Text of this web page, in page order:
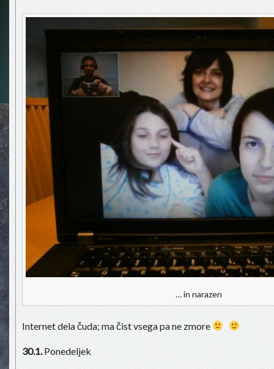
… in narazen
Internet dela čuda; ma čist vsega pa ne zmore
30.1. Ponedeljek